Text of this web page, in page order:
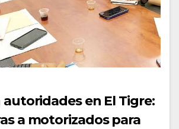
en El Tigre:
a motorizados para